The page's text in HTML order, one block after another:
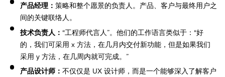
产品经理： 策略和整个愿景的负责人。产品、客户与最终用户之
间的关键联络人。
技术负责人： “工程师代言人”。他们的工作语言类似于：“好
的，我们可采用 x 方法，在几月内交付新功能，但是如果我们
采用 y 方法，在几周内就可完成。”
产品设计师： 不仅仅是 UX 设计师，而是一个能够深入了解客户